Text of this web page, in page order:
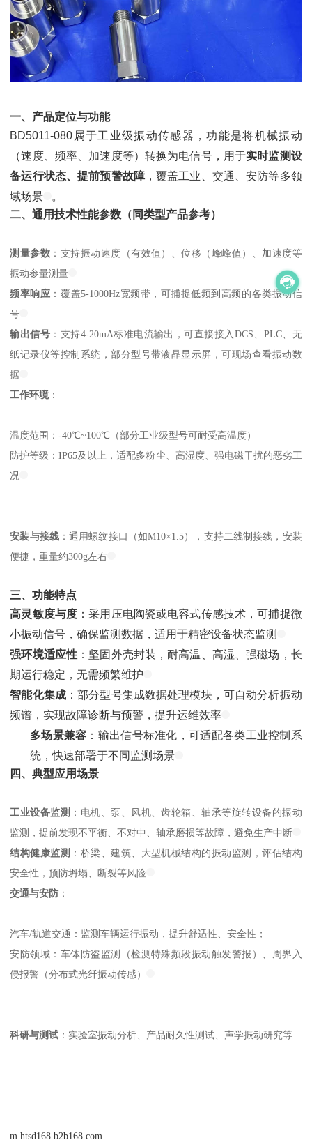
一、产品定位与功能
BD5011-080属于工业级振动传感器，功能是将机械振动
（速度、频率、加速度等）转换为电信号，用于实时监测设
备运行状态、提前预警故障，覆盖工业、交通、安防等多领
域场景
。
二、通用技术性能参数（同类型产品参考）
测量参数 ：支持振动速度（有效值）、位移（峰峰值）、加速度等
振动参量测量
频率响应 ：覆盖5-1000Hz宽频带，可捕捉低频到高频的各类振动信
号
输出信号 ：支持4-20mA标准电流输出，可直接接入DCS、PLC、无
纸记录仪等控制系统，部分型号带液晶显示屏，可现场查看振动数
据
工作环境 ：
温度范围：-40℃~100℃（部分工业级型号可耐受高温度）
防护等级：IP65及以上，适配多粉尘、高湿度、强电磁干扰的恶劣工
况
安装与接线：通用螺纹接口（如M10×1.5），支持二线制接线，安装
便捷，重量约300g左右
三、功能特点
高灵敏度与度 ：采用压电陶瓷或电容式传感技术，可捕捉微
小振动信号，确保监测数据，适用于精密设备状态监测
强环境适应性 ：坚固外壳封装，耐高温、高湿、强磁场，长
期运行稳定，无需频繁维护
智能化集成 ：部分型号集成数据处理模块，可自动分析振动
频谱，实现故障诊断与预警，提升运维效率
多场景兼容 ：输出信号标准化，可适配各类工业控制系
统，快速部署于不同监测场景
四、典型应用场景
工业设备监测 ：电机、泵、风机、齿轮箱、轴承等旋转设备的振动
监测，提前发现不平衡、不对中、轴承磨损等故障，避免生产中断
结构健康监测 ：桥梁、建筑、大型机械结构的振动监测，评估结构
安全性，预防坍塌、断裂等风险
交通与安防 ：
汽车/轨道交通：监测车辆运行振动，提升舒适性、安全性；
安防领域：车体防盗监测（检测特殊频段振动触发警报）、周界入
侵报警（分布式光纤振动传感）
科研与测试 ：实验室振动分析、产品耐久性测试、声学振动研究等
m.htsd168.b2b168.com